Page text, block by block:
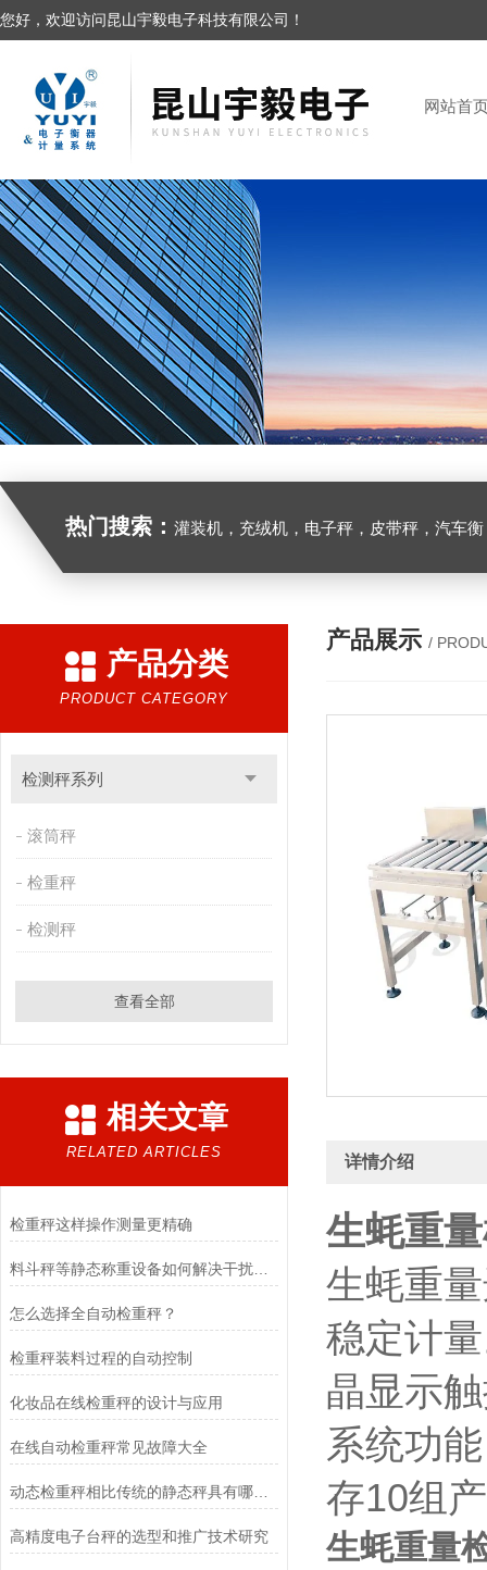
您好，欢迎访问昆山宇毅电子科技有限公司！
网站首
热门搜索： 灌装机，充绒机，电子秤，皮带秤，汽车
产品分类
PRODUCT CATEGORY
检测秤系列
滚筒秤
检重秤
检测秤
查看全部
相关文章
RELATED ARTICLES
检重秤这样操作测量更精确
料斗秤等静态称重设备如何解决干扰问题
怎么选择全自动检重秤？
检重秤装料过程的自动控制
化妆品在线检重秤的设计与应用
在线自动检重秤常见故障大全
动态检重秤相比传统的静态秤具有哪些应用优势
高精度电子台秤的选型和推广技术研究
产品展示 /
详情介绍
生蚝重
生蚝重
稳定计
晶显示
系统功
存10组
生蚝重量